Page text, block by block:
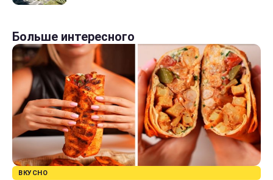
Больше интересного
ВКУСНО